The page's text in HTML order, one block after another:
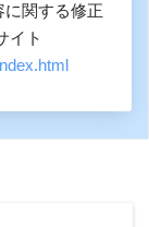
関する修正
イト